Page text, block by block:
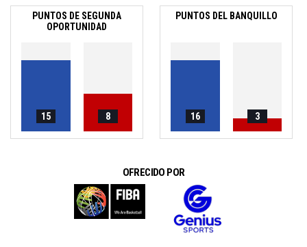
PUNTOS DE SEGUNDA
OPORTUNIDAD
15 8
PUNTOS DEL BANQUILLO
16 3
OFRECIDO POR